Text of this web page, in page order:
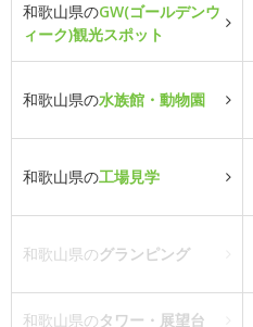
和歌山県のGW(ゴールデンウ
ィーク)観光スポット
和歌山県の水族館・動物園
和歌山県の工場見学
和歌山県のグランピング
和歌山県のタワー・展望台